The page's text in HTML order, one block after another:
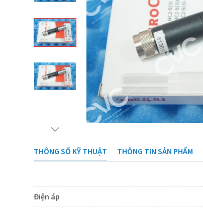
THÔNG SỐ KỸ THUẬT THÔNG TIN SẢN PHẨM
Điện áp